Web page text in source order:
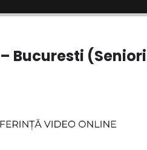
Bucuresti